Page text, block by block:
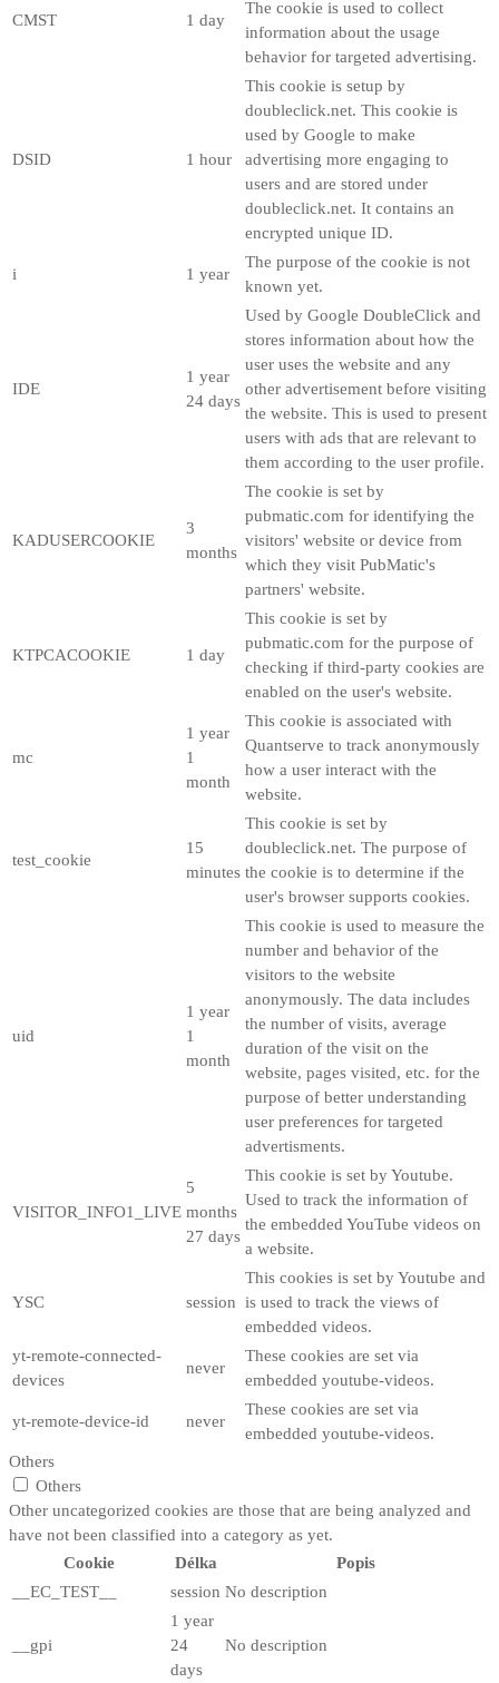
CMST 1 day
The cookie is used to collect
information about the usage
behavior for targeted advertising.
DSID 1 hour
This cookie is setup by
doubleclick.net. This cookie is
used by Google to make
advertising more engaging to
users and are stored under
doubleclick.net. It contains an
encrypted unique ID.
i 1 year
The purpose of the cookie is not
known yet.
IDE
1 year
24 days
Used by Google DoubleClick and
stores information about how the
user uses the website and any
other advertisement before visiting
the website. This is used to present
users with ads that are relevant to
them according to the user profile.
KADUSERCOOKIE
3
months
The cookie is set by
pubmatic.com for identifying the
visitors' website or device from
which they visit PubMatic's
partners' website.
KTPCACOOKIE 1 day
This cookie is set by
pubmatic.com for the purpose of
checking if third-party cookies are
enabled on the user's website.
mc
1 year
1
month
This cookie is associated with
Quantserve to track anonymously
how a user interact with the
website.
test_cookie
15
minutes
This cookie is set by
doubleclick.net. The purpose of
the cookie is to determine if the
user's browser supports cookies.
uid
1 year
1
month
This cookie is used to measure the
number and behavior of the
visitors to the website
anonymously. The data includes
the number of visits, average
duration of the visit on the
website, pages visited, etc. for the
purpose of better understanding
user preferences for targeted
advertisments.
VISITOR_INFO1_LIVE
5
months
27 days
This cookie is set by Youtube.
Used to track the information of
the embedded YouTube videos on
a website.
YSC session
This cookies is set by Youtube and
is used to track the views of
embedded videos.
yt-remote-connected-
devices
never
These cookies are set via
embedded youtube-videos.
yt-remote-device-id never
These cookies are set via
embedded youtube-videos.
Others
Others
Other uncategorized cookies are those that are being analyzed and
have not been classified into a category as yet.
Cookie
Délka
Popis
__EC_TEST__
session No description
__gpi
1 year
24
days
No description